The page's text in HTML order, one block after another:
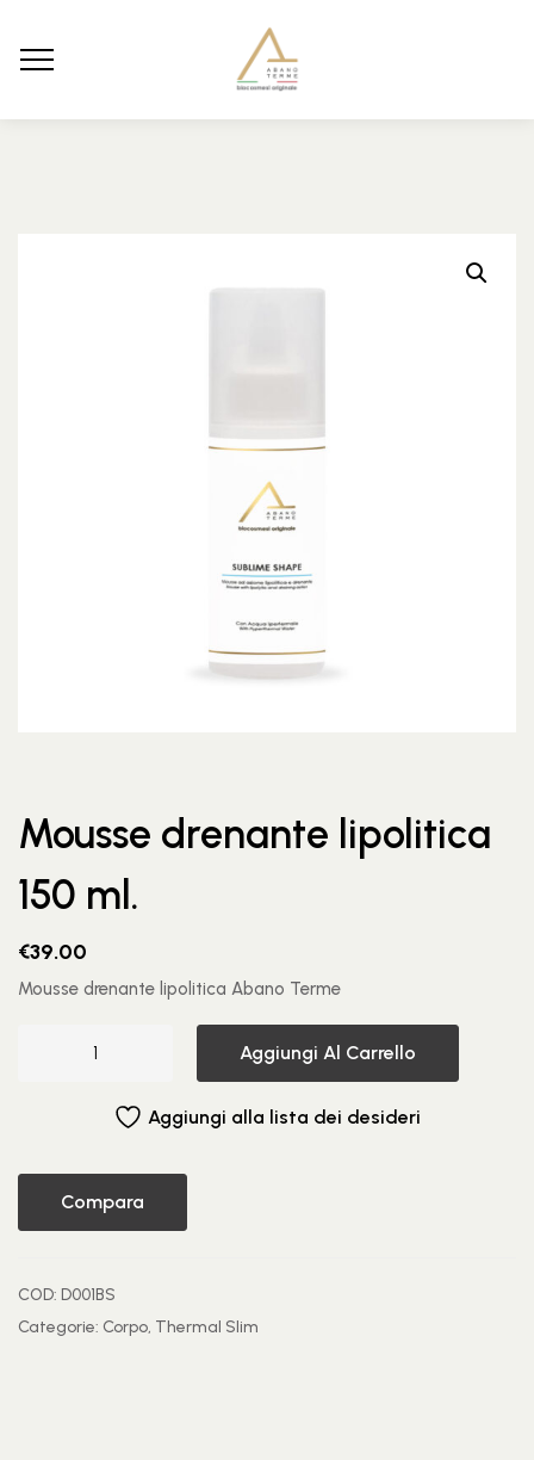
Mousse drenante lipolitica
150 ml.
€39.00
Mousse drenante lipolitica Abano Terme
Aggiungi Al Carrello
Aggiungi alla lista dei desideri
Compara
COD: D001BS
Categorie: Corpo, Thermal Slim